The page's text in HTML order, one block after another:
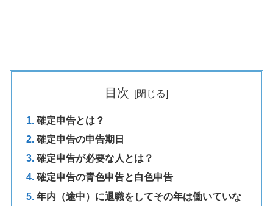
目次
確定申告とは？
確定申告の申告期日
確定申告が必要な人とは？
確定申告の青色申告と白色申告
年内（途中）に退職をしてその年は働いていな